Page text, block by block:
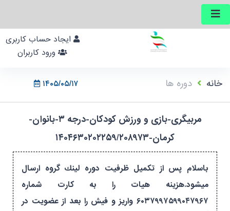
۱۴۰۵/۰۵/۱۷ خانه دوره ها
مربیگری-بازی و ورزش کودکان-درجه ۳-بانوان-
کرمان-۱۴۰۴۶۳۰۲۰۲۲۵۹/۲۰۸۹۷۳
باسلام پس از تكميل ظرفيت دوره لينك گروه ارسال
ميشود.هزینه هیات را به کارت شماره
۶۰۳۷۹۹۷۵۹۹۰۴۷۹۶۷ واریز و فیش را بعد از عضویت در